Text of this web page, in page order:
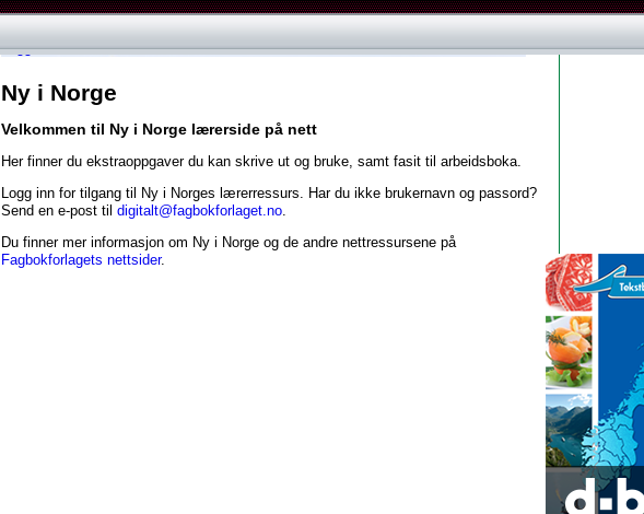
Logg inn
Ny i Norge
Velkommen til Ny i Norge lærerside på nett
Her finner du ekstraoppgaver du kan skrive ut og bruke, samt fasit til arbeidsboka.
Logg inn for tilgang til Ny i Norges lærerressurs. Har du ikke brukernavn og passord?
Send en e-post til digitalt@fagbokforlaget.no.
Du finner mer informasjon om Ny i Norge og de andre nettressursene på
Fagbokforlagets nettsider.